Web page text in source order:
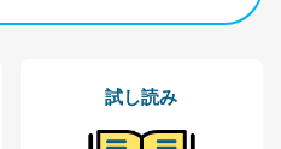
三者に提供することはあり
試し読み